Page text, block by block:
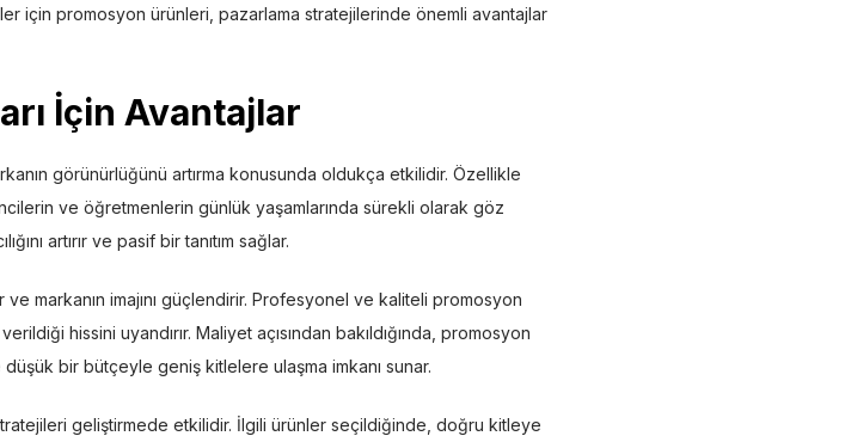
için promosyon ürünleri, pazarlama stratejilerinde önemli avantajlar
İçin Avantajlar
görünürlüğünü artırma konusunda oldukça etkilidir. Özellikle
ve öğretmenlerin günlük yaşamlarında sürekli olarak göz
artırır ve pasif bir tanıtım sağlar.
markanın imajını güçlendirir. Profesyonel ve kaliteli promosyon
hissini uyandırır. Maliyet açısından bakıldığında, promosyon
bir bütçeyle geniş kitlelere ulaşma imkanı sunar.
geliştirmede etkilidir. İlgili ürünler seçildiğinde, doğru kitleye